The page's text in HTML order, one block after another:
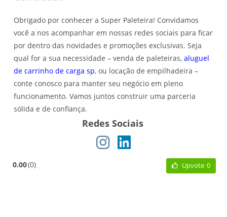
Obrigado por conhecer a Super Paleteira! Convidamos
você a nos acompanhar em nossas redes sociais para ficar
por dentro das novidades e promoções exclusivas. Seja
qual for a sua necessidade – venda de paleteiras,aluguel
de carrinho de carga sp, ou locação de empilhadeira –
conte conosco para manter seu negócio em pleno
funcionamento. Vamos juntos construir uma parceria
sólida e de confiança.
Redes Sociais
0.00 0 Upvote 0